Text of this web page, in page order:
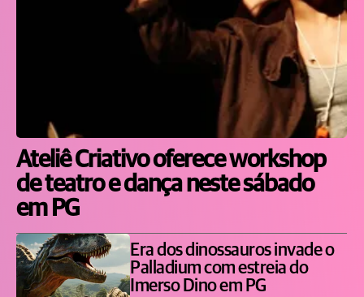
Ateliê Criativo oferece workshop
de teatro e dança neste sábado
em PG
Era dos dinossauros invade o
Palladium com estreia do
Imerso Dino em PG